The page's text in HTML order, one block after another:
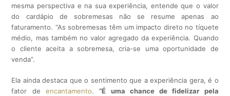
mesma perspectiva e na sua experiência, entende que o valor
do cardápio de sobremesas não se resume apenas ao
faturamento. “As sobremesas têm um impacto direto no tíquete
médio, mas também no valor agregado da experiência. Quando
o cliente aceita a sobremesa, cria-se uma oportunidade de
venda”.
Ela ainda destaca que o sentimento que a experiência gera, é o
fator de encantamento.“É uma chance de fidelizar pela